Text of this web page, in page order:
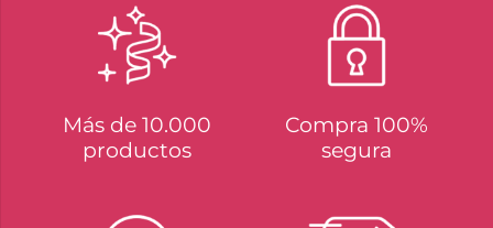
Más de 10.000
productos
Compra 100%
segura